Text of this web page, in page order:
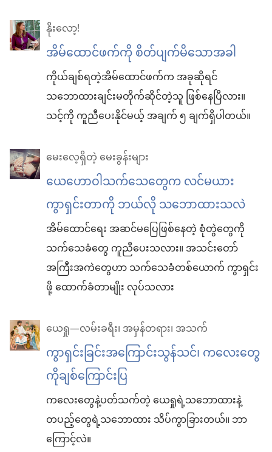
နိုးလော့!
အိမ်ထောင်ဖက်ကို စိတ်ပျက်မိသောအခါ
ကိုယ်ချစ်ရတဲ့အိမ်ထောင်ဖက်က အခုဆိုရင်
သဘောထားချင်းမတိုက်ဆိုင်တဲ့သူ ဖြစ်နေပြီလား။
သင့်ကို ကူညီပေးနိုင်မယ့် အချက် ၅ ချက်ရှိပါတယ်။
မေးလေ့ရှိတဲ့ မေးခွန်းများ
ယေဟောဝါသက်သေတွေက လင်မယား
ကွာရှင်းတာကို ဘယ်လို သဘောထားသလဲ
အိမ်ထောင်ရေး အဆင်မပြေဖြစ်နေတဲ့ စုံတွဲတွေကို
သက်သေခံတွေ ကူညီပေးသလား။ အသင်းတော်
အကြီးအကဲတွေဟာ သက်သေခံတစ်ယောက် ကွာရှင်း
ဖို့ ထောက်ခံတာမျိုး လုပ်သလား
ယေရှု—လမ်းခရီး၊ အမှန်တရား၊ အသက်
ကွာရှင်းခြင်းအကြောင်းသွန်သင်၊ ကလေးတွေ
ကိုချစ်ကြောင်းပြ
ကလေးတွေနဲ့ပတ်သက်တဲ့ ယေရှုရဲ့သဘောထားနဲ့
တပည့်တွေရဲ့သဘောထား သိပ်ကွာခြားတယ်။ ဘာ
ကြောင့်လဲ။